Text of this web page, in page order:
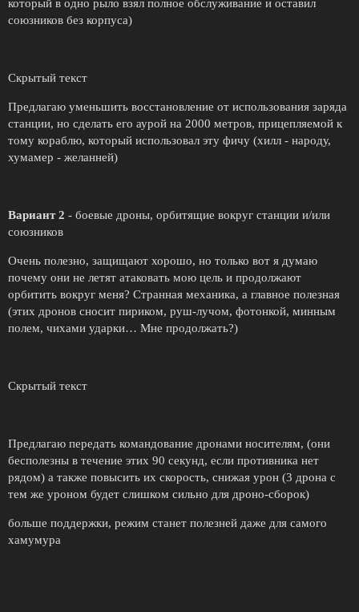
который в одно рыло взял полное обслуживание и оставил
союзников без корпуса)
Скрытый текст
Предлагаю уменьшить восстановление от использования заряда
станции, но сделать его аурой на 2000 метров, прицепляемой к
тому кораблю, который использовал эту фичу (хилл - народу,
хумамер - желанней)
Вариант 2 - боевые дроны, орбитящие вокруг станции и/или
союзников
Очень полезно, защищают хорошо, но только вот я думаю
почему они не летят атаковать мою цель и продолжают
орбитить вокруг меня? Странная механика, а главное полезная
(этих дронов сносит пириком, руш-лучом, фотонкой, минным
полем, чихами ударки… Мне продолжать?)
Скрытый текст
Предлагаю передать командование дронами носителям, (они
бесполезны в течение этих 90 секунд, если противника нет
рядом) а также повысить их скорость, снижая урон (3 дрона с
тем же уроном будет слишком сильно для дроно-сборок)
больше поддержки, режим станет полезней даже для самого
хамумура